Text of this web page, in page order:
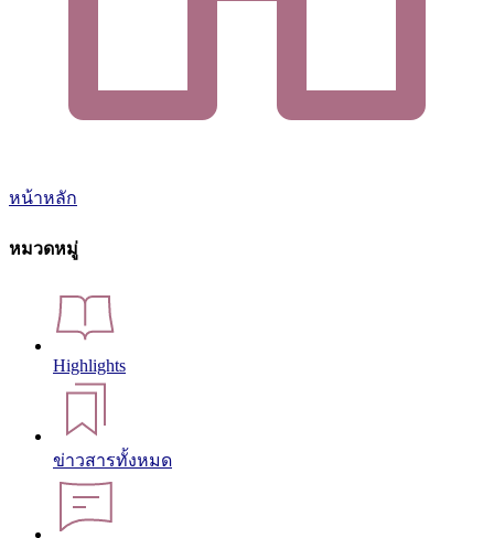
หน้าหลัก
หมวดหมู่
Highlights
ข่าวสารทั้งหมด